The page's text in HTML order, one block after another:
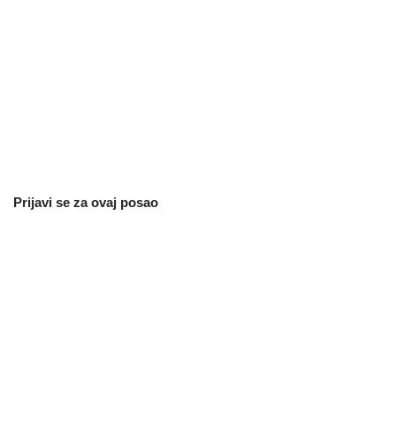
Prijavi se za ovaj posao